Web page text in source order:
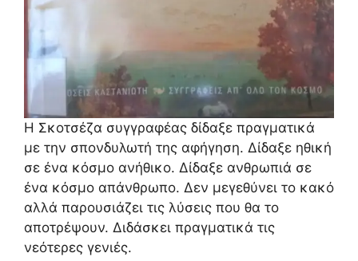
Η Σκοτσέζα συγγραφέας δίδαξε πραγματικά
με την σπονδυλωτή της αφήγηση. Δίδαξε ηθική
σε ένα κόσμο ανήθικο. Δίδαξε ανθρωπιά σε
ένα κόσμο απάνθρωπο. Δεν μεγεθύνει το κακό
αλλά παρουσιάζει τις λύσεις που θα το
αποτρέψουν. Διδάσκει πραγματικά τις
νεότερες γενιές.